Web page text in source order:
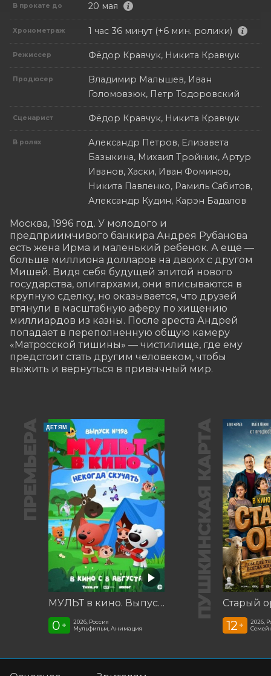
В прокате до 20 мая
Хронометраж 1 час 36 минут (+6 мин. ролики)
Режиссер Фёдор Кравчук, Никита Кравчук
Продюсер
Владимир Малышев, Иван
Голомовзюк, Петр Тодоровский
Сценарист Фёдор Кравчук, Никита Кравчук
В ролях
Александр Петров, Елизавета
Базыкина, Михаил Тройник, Артур
Иванов, Хаски, Иван Фоминов,
Никита Павленко, Рамиль Сабитов,
Александр Кудин, Карэн Бадалов
Москва, 1996 год. У молодого и
предприимчивого банкира Андрея Рубанова
есть жена Ирма и маленький ребенок. А ещё —
больше миллиона долларов на двоих с другом
Мишей. Видя себя будущей элитой нового
государства, олигархами, они вписываются в
крупную сделку, но оказывается, что друзей
втянули в масштабную аферу по хищению
миллиардов из казны. После ареста Андрей
попадает в переполненную общую камеру
«Матросской тишины» — чистилище, где ему
предстоит стать другим человеком, чтобы
выжить и вернуться в привычный мир.
ПРЕМЬЕРА ДЕТЯМ
МУЛЬТ в кино. Выпуск №198. Некогда скучать
0 +
2026, Россия
Мульфильм, Анимация
ПУШКИНСКАЯ КАРТА Старый
12 +
2026,